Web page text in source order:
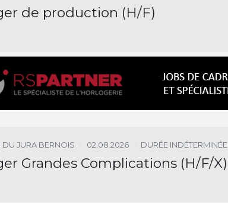
de production (H/F)
DU JURA BERNOIS 02.08.2026 DURÉE INDÉTERMINÉE
Grandes Complications (H/F/X)